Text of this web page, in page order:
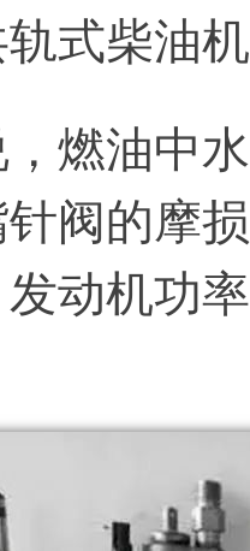
式柴油
燃油中
阀的摩
动机功